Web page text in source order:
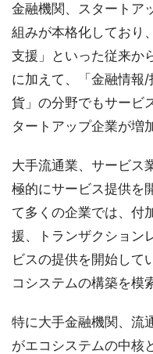
金融機関、スタートア
組みが本格化しており
支援」といった従来か
に加えて、「金融情報
貨」の分野でもサービ
タートアップ企業が増
大手流通業、サービス
極的にサービス提供を
て多くの企業では、付
援、トランザクション
ビスの提供を開始して
コシステムの構築を模
特に大手金融機関、流
がエコシステムの中核